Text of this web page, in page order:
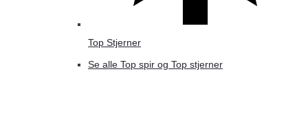
Top Stjerner
Se alle Top spir og Top stjerner